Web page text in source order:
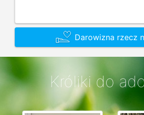
Darowizna rzecz
Króliki do